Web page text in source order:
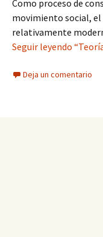
Como proceso de
movimiento social,
relativamente
Seguir leyendo
Deja un comentario